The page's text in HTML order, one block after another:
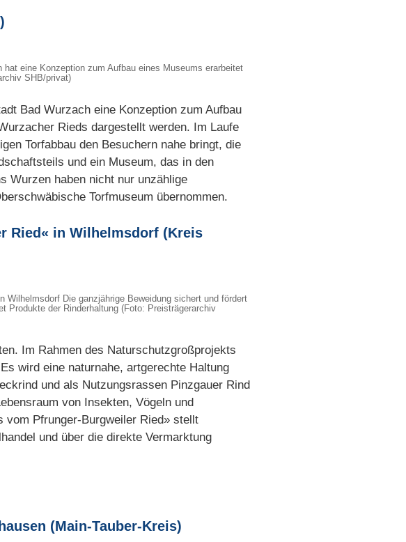
eine Konzeption zum Aufbau eines Museums erarbeitet
SHB/privat)
Bad Wurzach eine Konzeption zum Aufbau
Rieds dargestellt werden. Im Laufe
Torfabbau den Besuchern nahe bringt, die
und ein Museum, das in den
Wurzen haben nicht nur unzählige
Torfmuseum übernommen.
Ried « in Wilhelmsdorf (Kreis
Wilhelmsdorf Die ganzjährige Beweidung sichert und fördert
Produkte der Rinderhaltung (Foto: Preisträgerarchiv
Im Rahmen des Naturschutzgroßprojekts
wird eine naturnahe, artgerechte Haltung
und als Nutzungsrassen Pinzgauer Rind
von Insekten, Vögeln und
vom Pfrunger-Burgweiler Ried» stellt
und über die direkte Vermarktung
(Main-Tauber-Kreis)